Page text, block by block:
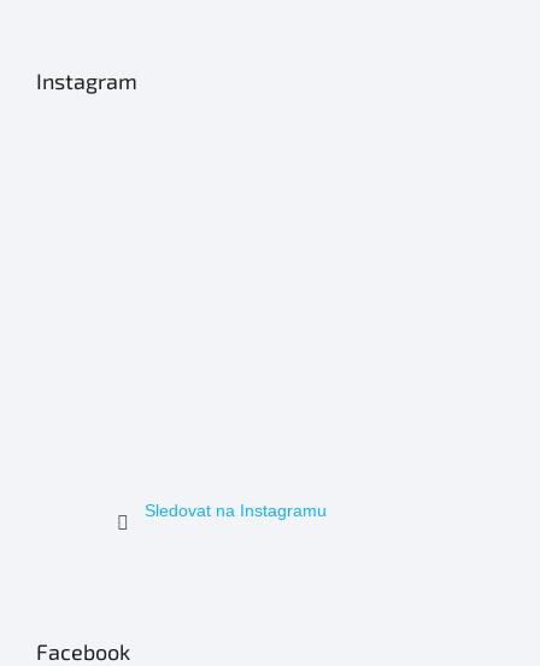
Instagram
Sledovat na Instagramu
Facebook